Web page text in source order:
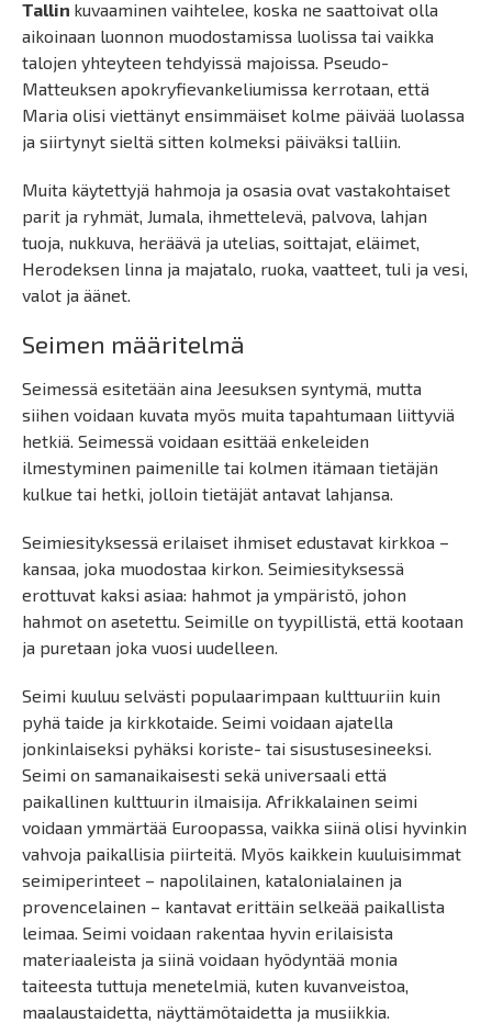
Tallin kuvaaminen vaihtelee, koska ne saattoivat olla
aikoinaan luonnon muodostamissa luolissa tai vaikka
talojen yhteyteen tehdyissä majoissa. Pseudo-
Matteuksen apokryfievankeliumissa kerrotaan, että
Maria olisi viettänyt ensimmäiset kolme päivää luolassa
ja siirtynyt sieltä sitten kolmeksi päiväksi talliin.
Muita käytettyjä hahmoja ja osasia ovat vastakohtaiset
parit ja ryhmät, Jumala, ihmettelevä, palvova, lahjan
tuoja, nukkuva, heräävä ja utelias, soittajat, eläimet,
Herodeksen linna ja majatalo, ruoka, vaatteet, tuli ja vesi,
valot ja äänet.
Seimen määritelmä
Seimessä esitetään aina Jeesuksen syntymä, mutta
siihen voidaan kuvata myös muita tapahtumaan liittyviä
hetkiä. Seimessä voidaan esittää enkeleiden
ilmestyminen paimenille tai kolmen itämaan tietäjän
kulkue tai hetki, jolloin tietäjät antavat lahjansa.
Seimiesityksessä erilaiset ihmiset edustavat kirkkoa –
kansaa, joka muodostaa kirkon. Seimiesityksessä
erottuvat kaksi asiaa: hahmot ja ympäristö, johon
hahmot on asetettu. Seimille on tyypillistä, että kootaan
ja puretaan joka vuosi uudelleen.
Seimi kuuluu selvästi populaarimpaan kulttuuriin kuin
pyhä taide ja kirkkotaide. Seimi voidaan ajatella
jonkinlaiseksi pyhäksi koriste- tai sisustusesineeksi.
Seimi on samanaikaisesti sekä universaali että
paikallinen kulttuurin ilmaisija. Afrikkalainen seimi
voidaan ymmärtää Euroopassa, vaikka siinä olisi hyvinkin
vahvoja paikallisia piirteitä. Myös kaikkein kuuluisimmat
seimiperinteet – napolilainen, katalonialainen ja
provencelainen – kantavat erittäin selkeää paikallista
leimaa. Seimi voidaan rakentaa hyvin erilaisista
materiaaleista ja siinä voidaan hyödyntää monia
taiteesta tuttuja menetelmiä, kuten kuvanveistoa,
maalaustaidetta, näyttämötaidetta ja musiikkia.